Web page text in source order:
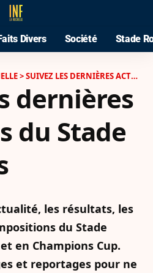
Divers Société Stade
dernières
du Stade
>SUIVEZ LES DERNIÈRES ACTUALITÉS DU STADE ROCHELAIS
les résultats, les
du Stade
en Champions Cup.
et reportages pour ne